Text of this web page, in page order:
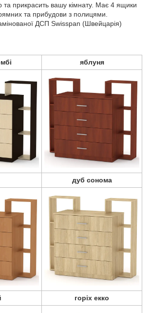
та прикрасить вашу кімнату. Має 4 ящики
та прибудови з полицями.
ДСП Swisspan (Швейцарія)
яблуня
дуб сонома
горіх екко